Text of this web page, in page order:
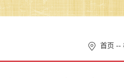
首页 --